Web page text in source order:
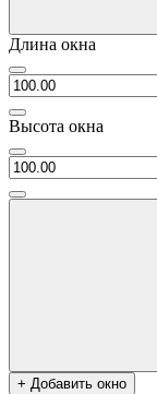
Длина окна
Высота окна
+ Добавить окно